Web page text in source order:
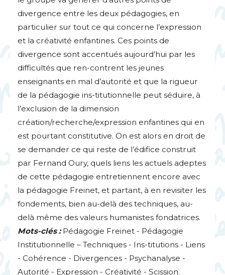
divergence entre les deux pédagogies, en
particulier sur tout ce qui concerne l’expression
et la créativité enfantines. Ces points de
divergence sont accentués aujourd’hui par les
difficultés que ren-contrent les jeunes
enseignants en mal d’autorité et que la rigueur
de la pédagogie ins-titutionnelle peut séduire, à
l’exclusion de la dimension
création/recherche/expression enfantines qui en
est pourtant constitutive. On est alors en droit de
se demander ce qui reste de l’édifice construit
par Fernand Oury, quels liens les actuels adeptes
de cette pédagogie entretiennent encore avec
la pédagogie Freinet, et partant, à en revisiter les
fondements, bien au-delà des techniques, au-
delà même des valeurs humanistes fondatrices.
Mots-clés : Pédagogie Freinet - Pédagogie
Institutionnelle – Techniques - Ins-titutions - Liens
- Cohérence - Divergences - Psychanalyse -
Autorité - Expression - Créativité - Scission.